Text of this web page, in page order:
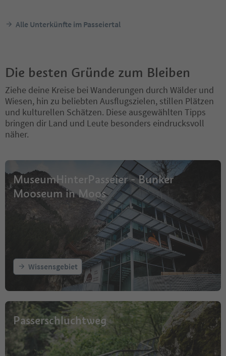
Alle Unterkünfte im Passeiertal
Die besten Gründe zum Bleiben
Ziehe deine Kreise bei Wanderungen durch Wälder und
Wiesen, hin zu beliebten Ausflugszielen, stillen Plätzen
und kulturellen Schätzen. Diese ausgewählten Tipps
bringen dir Land und Leute besonders eindrucksvoll
näher.
MuseumHinterPasseier - Bunker
Mooseum in Moos
Wissensgebiet
Passerschluchtweg